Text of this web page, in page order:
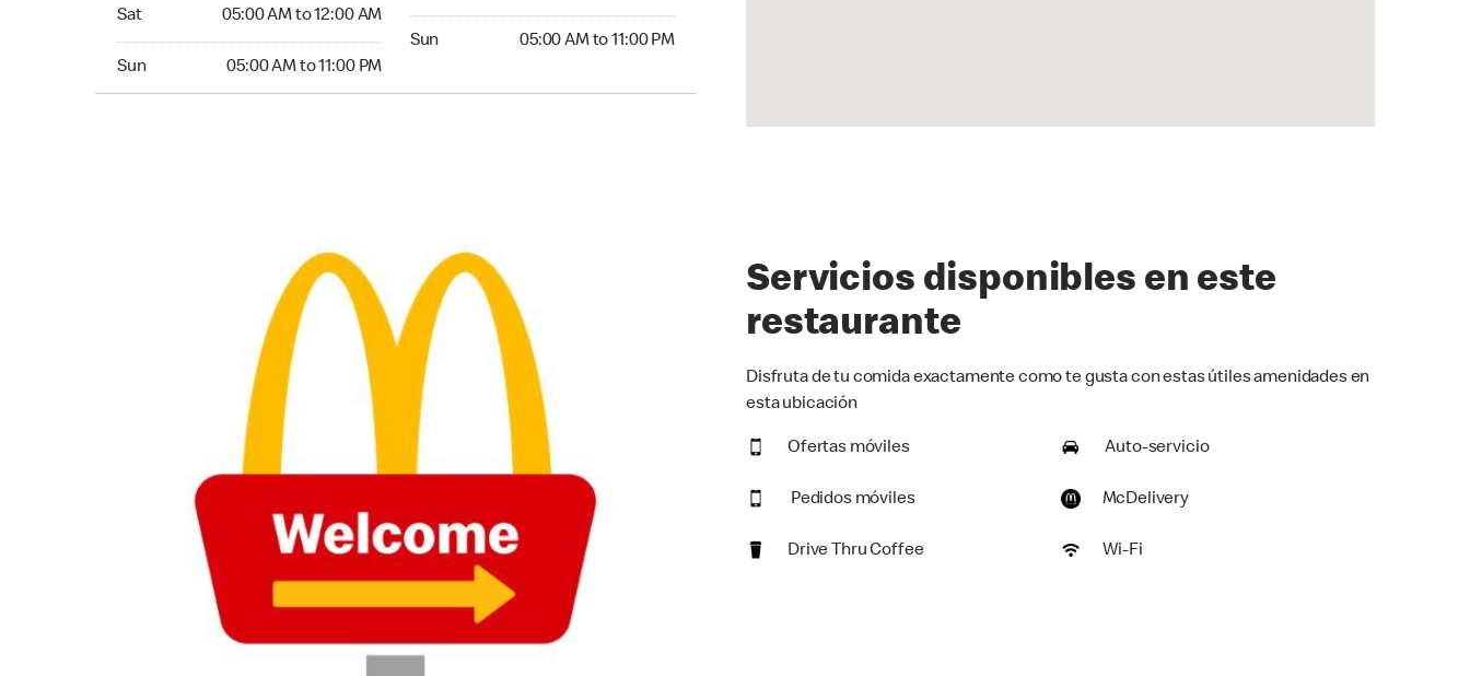
Sat 05:00 AM to 12:00 AM
Sun 05:00 AM to 11:00 PM
Sun 05:00 AM to 11:00 PM
Servicios disponibles en este
restaurante
Disfruta de tu comida exactamente como te gusta con estas útiles amenidades en
esta ubicación
Ofertas móviles Auto-servicio
Pedidos móviles McDelivery
Drive Thru Coffee Wi-Fi